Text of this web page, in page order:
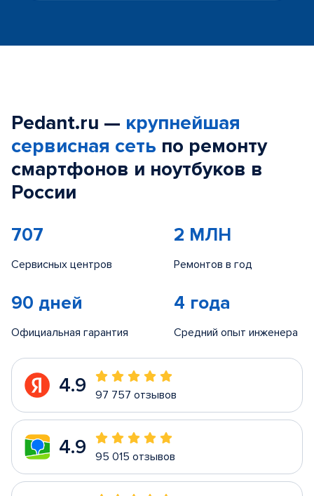
Pedant.ru — крупнейшая
сервисная сеть по ремонту
смартфонов и ноутбуков в
России
707
Сервисных центров
2 МЛН
Ремонтов в год
90 дней
Официальная гарантия
4 года
Средний опыт инженера
4.9 97 757 отзывов
4.9 95 015 отзывов